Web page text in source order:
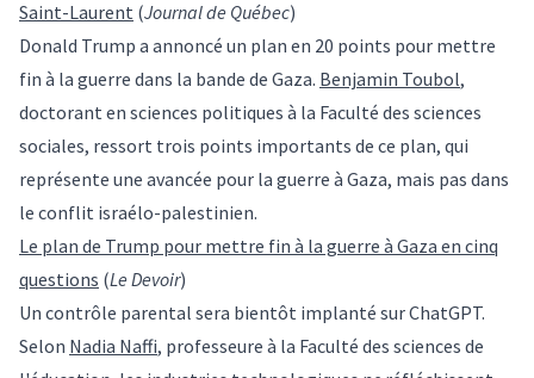
Saint-Laurent (Journal de Québec)
Donald Trump a annoncé un plan en 20 points pour mettre
fin à la guerre dans la bande de Gaza. Benjamin Toubol,
doctorant en sciences politiques à la Faculté des sciences
sociales, ressort trois points importants de ce plan, qui
représente une avancée pour la guerre à Gaza, mais pas dans
le conflit israélo-palestinien.
Le plan de Trump pour mettre fin à la guerre à Gaza en cinq
questions (Le Devoir)
Un contrôle parental sera bientôt implanté sur ChatGPT.
Selon Nadia Naffi, professeure à la Faculté des sciences de